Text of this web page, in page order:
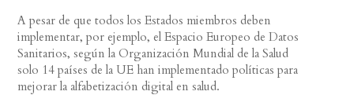
A pesar de que todos los Estados miembros deben
implementar, por ejemplo, el Espacio Europeo de Datos
Sanitarios, según la Organización Mundial de la Salud
solo 14 países de la UE han implementado políticas para
mejorar la alfabetización digital en salud.